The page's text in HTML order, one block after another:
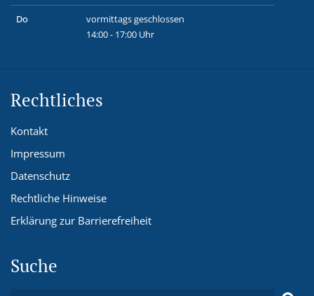
Do
vormittags geschlossen
14:00 - 17:00 Uhr
Rechtliches
Kontakt
Impressum
Datenschutz
Rechtliche Hinweise
Erklärung zur Barrierefreiheit
Suche